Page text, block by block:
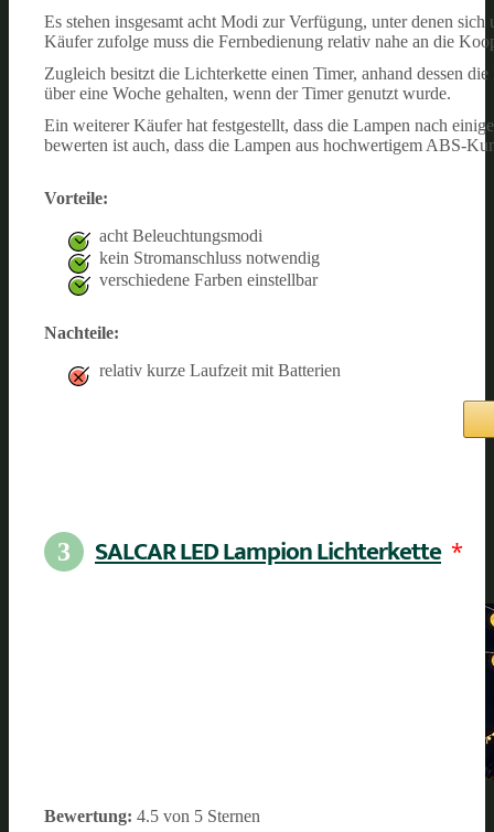
Es stehen insgesamt acht Modi zur Verfügung, unter denen
Käufer zufolge muss die Fernbedienung relativ nahe an die
Zugleich besitzt die Lichterkette einen Timer, anhand dessen
über eine Woche gehalten, wenn der Timer genutzt wurde.
Ein weiterer Käufer hat festgestellt, dass die Lampen nach
bewerten ist auch, dass die Lampen aus hochwertigem ABS-
Vorteile:
acht Beleuchtungsmodi
kein Stromanschluss notwendig
verschiedene Farben einstellbar
Nachteile:
relativ kurze Laufzeit mit Batterien
3 SALCAR LED Lampion Lichterkette *
Bewertung: 4.5 von 5 Sternen